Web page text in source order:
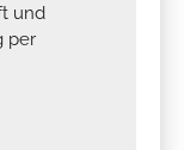
und
per